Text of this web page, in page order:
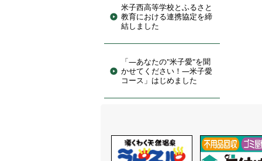
米子西高等学校とふるさと
教育における連携協定を締
結しました
「―あなたの"米子愛"を聞
かせてください！―米子愛
コース」はじめました